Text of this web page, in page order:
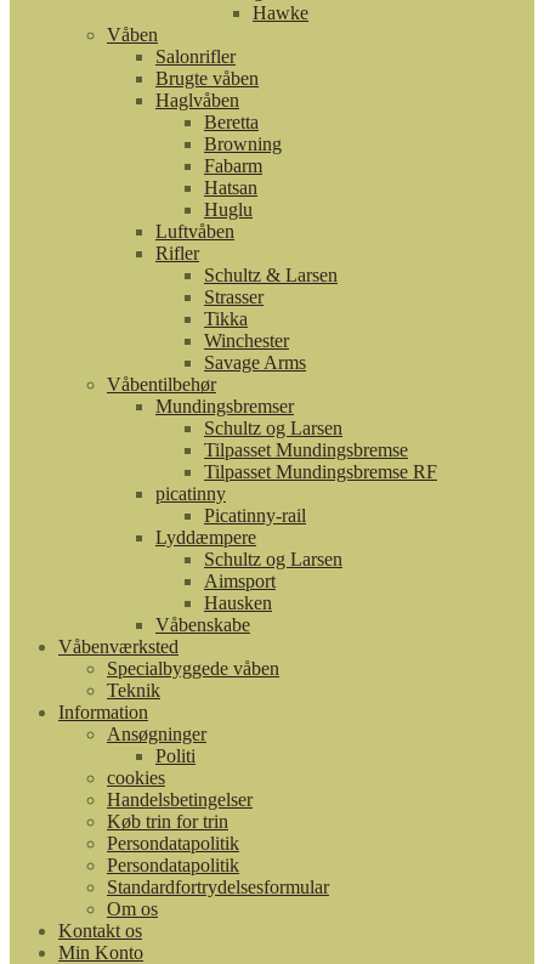
Hawke
Våben
Salonrifler
Brugte våben
Haglvåben
Beretta
Browning
Fabarm
Hatsan
Huglu
Luftvåben
Rifler
Schultz & Larsen
Strasser
Tikka
Winchester
Savage Arms
Våbentilbehør
Mundingsbremser
Schultz og Larsen
Tilpasset Mundingsbremse
Tilpasset Mundingsbremse RF
picatinny
Picatinny-rail
Lyddæmpere
Schultz og Larsen
Aimsport
Hausken
Våbenskabe
Våbenværksted
Specialbyggede våben
Teknik
Information
Ansøgninger
Politi
cookies
Handelsbetingelser
Køb trin for trin
Persondatapolitik
Persondatapolitik
Standardfortrydelsesformular
Om os
Kontakt os
Min Konto